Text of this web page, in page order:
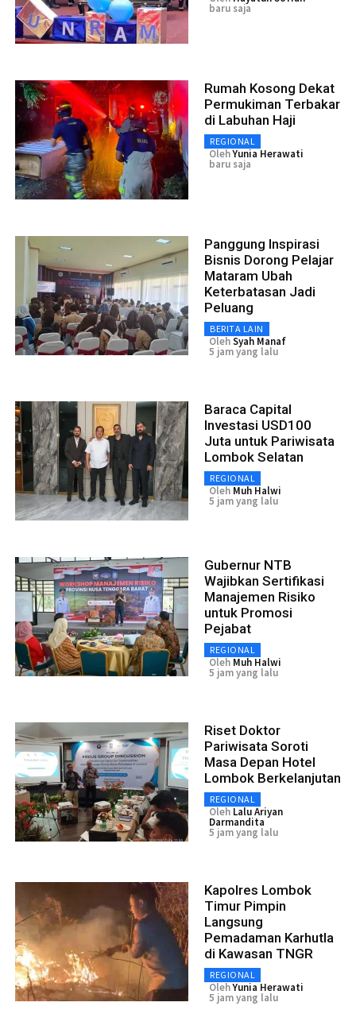
baru saja
Rumah Kosong Dekat
Permukiman Terbakar
di Labuhan Haji
REGIONAL
OlehYunia Herawati
baru saja
Panggung Inspirasi
Bisnis Dorong Pelajar
Mataram Ubah
Keterbatasan Jadi
Peluang
BERITA LAIN
OlehSyah Manaf
5 jam yang lalu
Baraca Capital
Investasi USD100
Juta untuk Pariwisata
Lombok Selatan
REGIONAL
Oleh Muh Halwi
5 jam yang lalu
Gubernur NTB
Wajibkan Sertifikasi
Manajemen Risiko
untuk Promosi
Pejabat
REGIONAL
Oleh Muh Halwi
5 jam yang lalu
Riset Doktor
Pariwisata Soroti
Masa Depan Hotel
Lombok Berkelanjutan
REGIONAL
Oleh Lalu Ariyan
Darmandita
5 jam yang lalu
Kapolres Lombok
Timur Pimpin
Langsung
Pemadaman Karhutla
di Kawasan TNGR
REGIONAL
OlehYunia Herawati
5 jam yang lalu